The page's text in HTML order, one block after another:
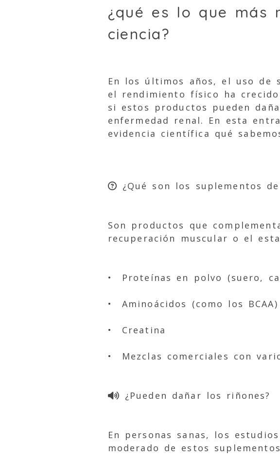
¿qué es lo que más
ciencia?
En los últimos años, el uso de
el rendimiento físico ha
si estos productos pueden
enfermedad renal. En esta
evidencia científica qué
¿Qué son los suplementos
Son productos que
recuperación muscular o el
• Proteínas en polvo (suero,
• Aminoácidos (como los BCAA)
• Creatina
• Mezclas comerciales con
¿Pueden dañar los riñones?
En personas sanas, los
moderado de estos